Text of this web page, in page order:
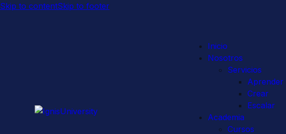
Skip to contentSkip to footer
Inicio
Nosotros
Servicios
Aprender
Crear
Escalar
Academia
Cursos